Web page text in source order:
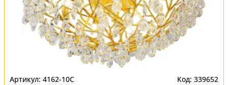
4162-10C 339652